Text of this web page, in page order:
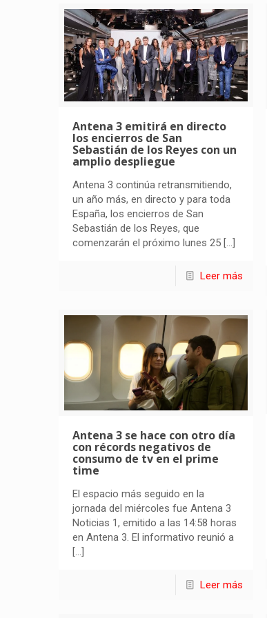
Antena 3 emitirá en directo
los encierros de San
Sebastián de los Reyes con un
amplio despliegue
Antena 3 continúa retransmitiendo,
un año más, en directo y para toda
España, los encierros de San
Sebastián de los Reyes, que
comenzarán el próximo lunes 25 […]
Leer más
Antena 3 se hace con otro día
con récords negativos de
consumo de tv en el prime
time
El espacio más seguido en la
jornada del miércoles fue Antena 3
Noticias 1, emitido a las 14:58 horas
en Antena 3. El informativo reunió a
[…]
Leer más